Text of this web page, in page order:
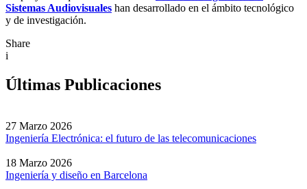
Sistemas Audiovisuales han desarrollado en el ámbito tecnológico
y de investigación.
Share
i
Últimas Publicaciones
27 Marzo 2026
Ingeniería Electrónica: el futuro de las telecomunicaciones
18 Marzo 2026
Ingeniería y diseño en Barcelona